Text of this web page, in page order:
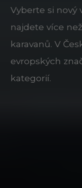
Vyberte si nový
najdete více
karavanů. V
evropských
kategorií.